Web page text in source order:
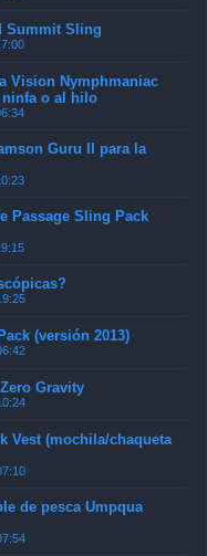
Summit Sling
Vision Nymphmaniac
ninfa o al hilo
Guru II para la
Passage Sling Pack
(versión 2013)
Gravity
Vest (mochila/chaqueta
de pesca Umpqua